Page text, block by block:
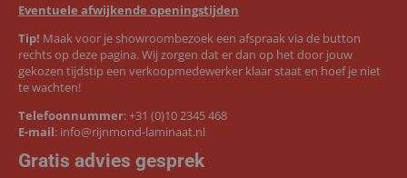
Eventuele afwijkende openingstijden
Tip! Maak voor je showroombezoek een afspraak via de button
rechts op deze pagina. Wij zorgen dat er dan op het door jouw
gekozen tijdstip een verkoopmedewerker klaar staat en hoef je niet
te wachten!
Telefoonnummer:+31 (0)10 2345 468
E-mail: info@rijnmond-laminaat.nl
Gratis advies gesprek